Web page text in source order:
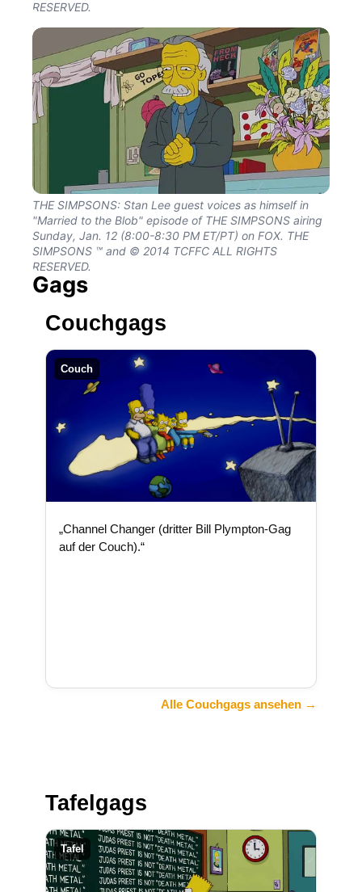
RESERVED.
THE SIMPSONS: Stan Lee guest voices as himself in
"Married to the Blob" episode of THE SIMPSONS airing
Sunday, Jan. 12 (8:00-8:30 PM ET/PT) on FOX. THE
SIMPSONS ™ and © 2014 TCFFC ALL RIGHTS
RESERVED.
Gags
Couchgags
Couch
„Channel Changer (dritter Bill Plympton-Gag
auf der Couch).“
Alle Couchgags ansehen →
Tafelgags
Tafel